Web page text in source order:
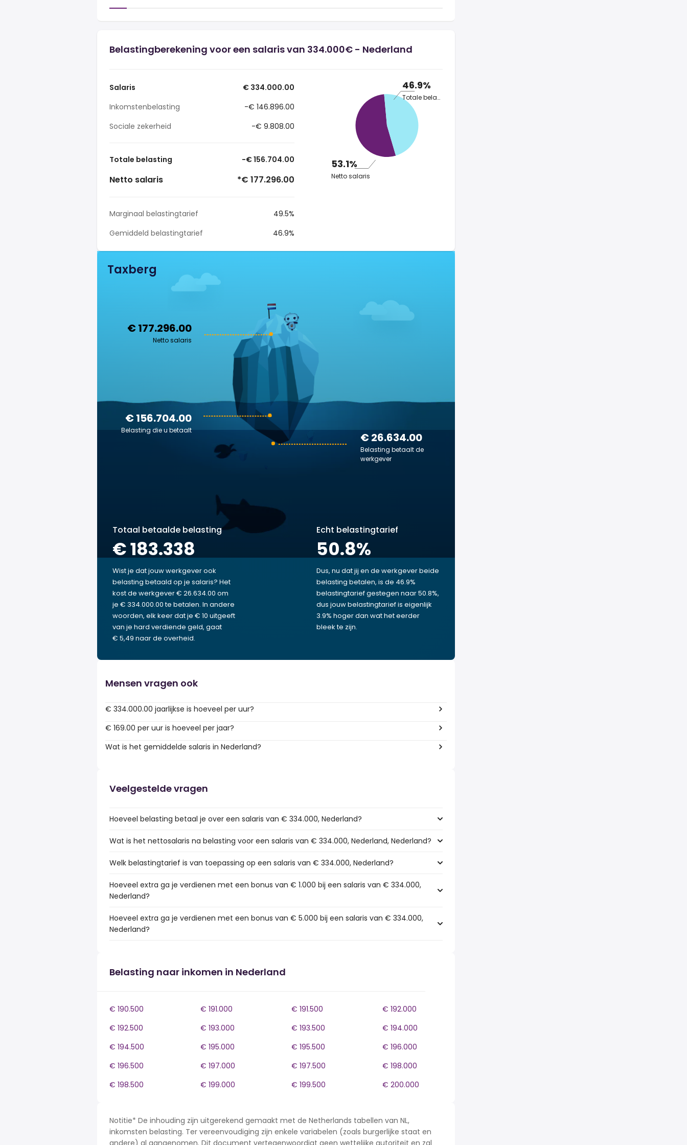
Belastingberekening voor een salaris van 334.000€ - Nederland
Salaris
€ 334.000.00
Inkomstenbelasting
-€ 146.896.00
Sociale zekerheid
-€ 9.808.00
Totale belasting -€ 156.704.00
Netto salaris *€ 177.296.00
Marginaal belastingtarief
49.5%
Gemiddeld belastingtarief
46.9%
46.9%
Totale belasting
53.1%
Netto salaris
Taxberg
€ 177.296.00
Netto salaris
€ 26.634.00
Belasting betaalt de
werkgever
€ 156.704.00
Belasting die u betaalt
Totaal betaalde belasting
€ 183.338
Wist je dat jouw werkgever ook
belasting betaald op je salaris? Het
kost de werkgever € 26.634.00 om
je € 334.000.00 te betalen. In andere
woorden, elk keer dat je € 10 uitgeeft
van je hard verdiende geld, gaat
€ 5,49 naar de overheid.
Echt belastingtarief
50.8%
Dus, nu dat jij en de werkgever beide
belasting betalen, is de 46.9%
belastingtarief gestegen naar 50.8%,
dus jouw belastingtarief is eigenlijk
3.9% hoger dan wat het eerder
bleek te zijn.
Mensen vragen ook
€ 334.000.00 jaarlijkse is hoeveel per uur?
€ 169.00 per uur is hoeveel per jaar?
Wat is het gemiddelde salaris in Nederland?
Veelgestelde vragen
Hoeveel belasting betaal je over een salaris van € 334.000, Nederland?
Wat is het nettosalaris na belasting voor een salaris van € 334.000, Nederland, Nederland?
Welk belastingtarief is van toepassing op een salaris van € 334.000, Nederland?
Hoeveel extra ga je verdienen met een bonus van € 1.000 bij een salaris van € 334.000,
Nederland?
Hoeveel extra ga je verdienen met een bonus van € 5.000 bij een salaris van € 334.000,
Nederland?
Belasting naar inkomen in Nederland
€ 190.500 € 191.000 € 191.500
€ 192.000
€ 192.500
€ 193.000 € 193.500
€ 194.000
€ 194.500
€ 195.000 € 195.500
€ 196.000
€ 196.500
€ 197.000 € 197.500
€ 198.000
€ 198.500
€ 199.000 € 199.500 € 200.000
Notitie* De inhouding zijn uitgerekend gemaakt met de Netherlands tabellen van NL,
inkomsten belasting. Ter vereenvoudiging zijn enkele variabelen (zoals burgerlijke staat en
andere) al aangenomen. Dit document vertegenwoordigt geen wettelijke autoriteit en zal